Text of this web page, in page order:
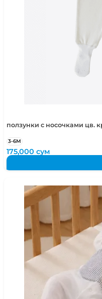
ползунки с носочками цв.
3-6М
175,000сум